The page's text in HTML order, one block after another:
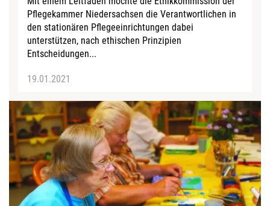
Pflegekammer Niedersachsen die Verantwortlichen in
den stationären Pflegeeinrichtungen dabei
unterstützen, nach ethischen Prinzipien
Entscheidungen...
19.01.2021